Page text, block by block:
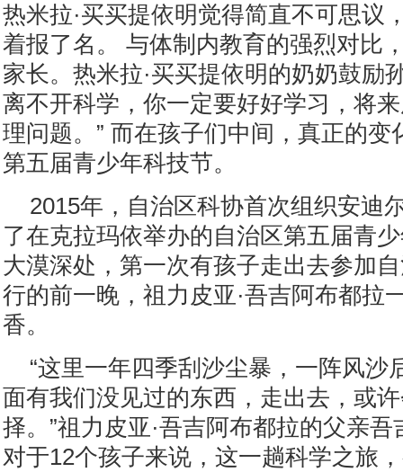
热米拉·买买提依明觉得简直不可思议
着报了名。 与体制内教育的强烈对比
家长。热米拉·买买提依明的奶奶鼓励
离不开科学，你一定要好好学习，将
理问题。” 而在孩子们中间，真正的变
第五届青少年科技节。
2015年，自治区科协首次组织安迪
了在克拉玛依举办的自治区第五届青
大漠深处，第一次有孩子走出去参加
行的前一晚，祖力皮亚·吾吉阿布都拉
香。
“这里一年四季刮沙尘暴，一阵风沙
面有我们没见过的东西，走出去，或
择。”祖力皮亚·吾吉阿布都拉的父亲
对于12个孩子来说，这一趟科学之旅